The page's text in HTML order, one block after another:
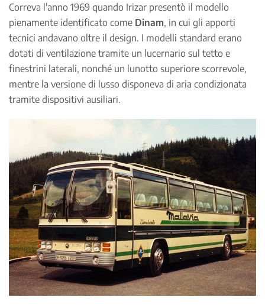
Correva l'anno 1969 quando Irizar presentò il modello
pienamente identificato come Dinam, in cui gli apporti
tecnici andavano oltre il design. I modelli standard erano
dotati di ventilazione tramite un lucernario sul tetto e
finestrini laterali, nonché un lunotto superiore scorrevole,
mentre la versione di lusso disponeva di aria condizionata
tramite dispositivi ausiliari.